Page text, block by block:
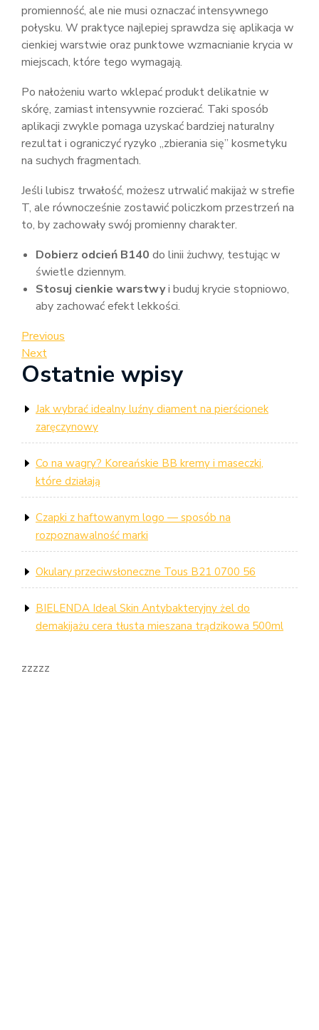
promienność, ale nie musi oznaczać intensywnego
połysku. W praktyce najlepiej sprawdza się aplikacja w
cienkiej warstwie oraz punktowe wzmacnianie krycia w
miejscach, które tego wymagają.
Po nałożeniu warto wklepać produkt delikatnie w
skórę, zamiast intensywnie rozcierać. Taki sposób
aplikacji zwykle pomaga uzyskać bardziej naturalny
rezultat i ograniczyć ryzyko „zbierania się” kosmetyku
na suchych fragmentach.
Jeśli lubisz trwałość, możesz utrwalić makijaż w strefie
T, ale równocześnie zostawić policzkom przestrzeń na
to, by zachowały swój promienny charakter.
Dobierz odcień B140 do linii żuchwy, testując w
świetle dziennym.
Stosuj cienkie warstwyi buduj krycie stopniowo,
aby zachować efekt lekkości.
Nawigacja
wpisu
Previous
Post
Previous
Next
Post
Next
Ostatnie wpisy
Jak wybrać idealny luźny diament na pierścionek
zaręczynowy
Co na wagry? Koreańskie BB kremy i maseczki,
które działają
Czapki z haftowanym logo — sposób na
rozpoznawalność marki
Okulary przeciwsłoneczne Tous B21 0700 56
BIELENDA Ideal Skin Antybakteryjny żel do
demakijażu cera tłusta mieszana trądzikowa 500ml
zzzzz